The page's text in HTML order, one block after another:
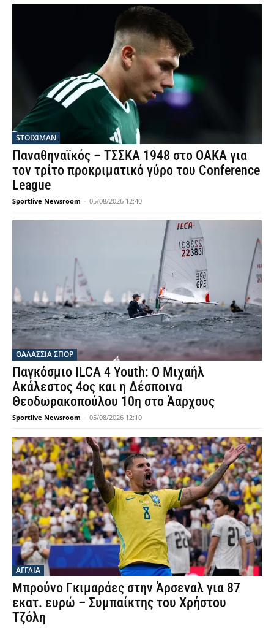
STOIXIMAN
Παναθηναϊκός – ΤΣΣΚΑ 1948 στο ΟΑΚΑ για
τον τρίτο προκριματικό γύρο του Conference
League
Sportlive Newsroom - 05/08/2026 12:40
ΘΑΛΆΣΣΙΑ ΣΠΟΡ
Παγκόσμιο ILCA 4 Youth: Ο Μιχαήλ
Ακάλεστος 4ος και η Δέσποινα
Θεοδωρακοπούλου 10η στο Άαρχους
Sportlive Newsroom - 05/08/2026 12:10
ΑΓΓΛΙΑ
Μπρούνο Γκιμαράες στην Άρσεναλ για 87
εκατ. ευρώ – Συμπαίκτης του Χρήστου
Τζόλη